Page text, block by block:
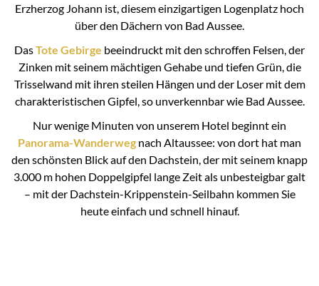
Erzherzog Johann ist, diesem einzigartigen Logenplatz hoch
über den Dächern von Bad Aussee.
DasTote Gebirge beeindruckt mit den schroffen Felsen, der
Zinken mit seinem mächtigen Gehabe und tiefen Grün, die
Trisselwand mit ihren steilen Hängen und der Loser mit dem
charakteristischen Gipfel, so unverkennbar wie Bad Aussee.
Nur wenige Minuten von unserem Hotel beginnt ein
Panorama-Wanderweg nach Altaussee: von dort hat man
den schönsten Blick auf den Dachstein, der mit seinem knapp
3.000 m hohen Doppelgipfel lange Zeit als unbesteigbar galt
– mit der Dachstein-Krippenstein-Seilbahn kommen Sie
heute einfach und schnell hinauf.